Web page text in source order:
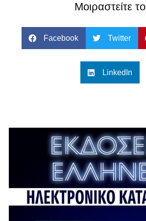
Μοιραστείτε το
Facebook Twitter
LinkedIn